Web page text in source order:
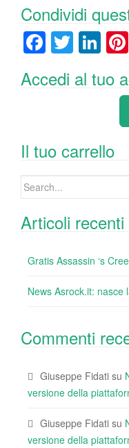
Condividi
F
c
o
o
k
T
wi
tt
Li
k
n
Accedi al tuo
Il tuo carrello
Search
Articoli recenti
Gratis Assassin ‘s
News Asrock.it:
Commenti
Giuseppe Fidati su
versione della
Giuseppe Fidati su
versione della